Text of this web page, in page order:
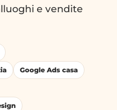
e vendite
Google Ads casa